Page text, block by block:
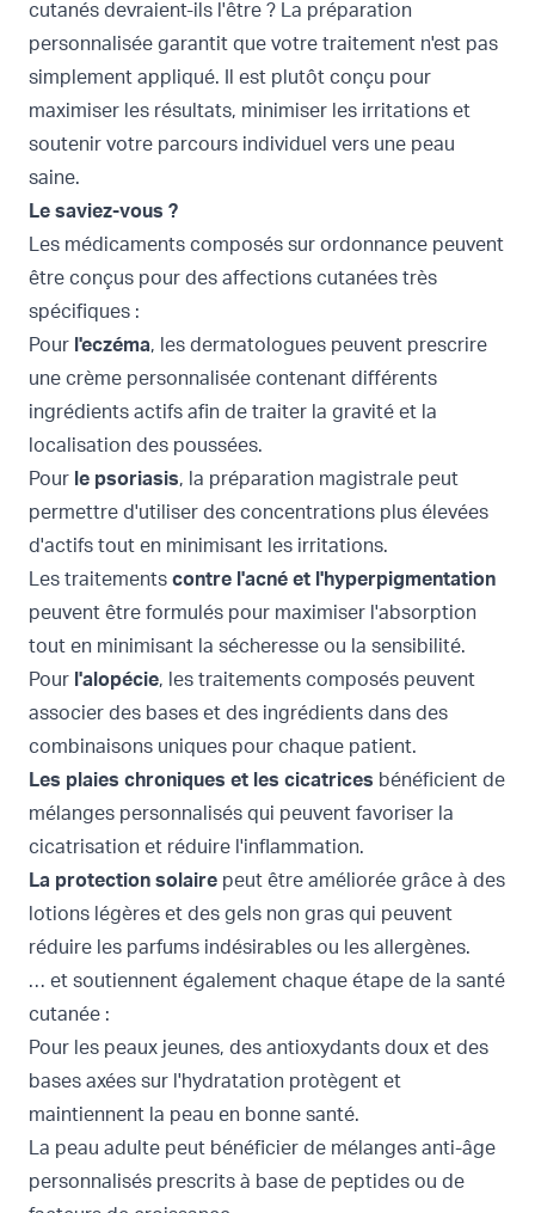
cutanés devraient-ils l'être ? La préparation
personnalisée garantit que votre traitement n'est pas
simplement appliqué. Il est plutôt conçu pour
maximiser les résultats, minimiser les irritations et
soutenir votre parcours individuel vers une peau
saine.
Le saviez-vous ?
Les médicaments composés sur ordonnance peuvent
être conçus pour des affections cutanées très
spécifiques :
Pour l'eczéma, les dermatologues peuvent prescrire
une crème personnalisée contenant différents
ingrédients actifs afin de traiter la gravité et la
localisation des poussées.
Pour le psoriasis, la préparation magistrale peut
permettre d'utiliser des concentrations plus élevées
d'actifs tout en minimisant les irritations.
Les traitements contre l'acné et l'hyperpigmentation
peuvent être formulés pour maximiser l'absorption
tout en minimisant la sécheresse ou la sensibilité.
Pour l'alopécie, les traitements composés peuvent
associer des bases et des ingrédients dans des
combinaisons uniques pour chaque patient.
Les plaies chroniques et les cicatrices bénéficient de
mélanges personnalisés qui peuvent favoriser la
cicatrisation et réduire l'inflammation.
La protection solaire peut être améliorée grâce à des
lotions légères et des gels non gras qui peuvent
réduire les parfums indésirables ou les allergènes.
… et soutiennent également chaque étape de la santé
cutanée :
Pour les peaux jeunes, des antioxydants doux et des
bases axées sur l'hydratation protègent et
maintiennent la peau en bonne santé.
La peau adulte peut bénéficier de mélanges anti-âge
personnalisés prescrits à base de peptides ou de